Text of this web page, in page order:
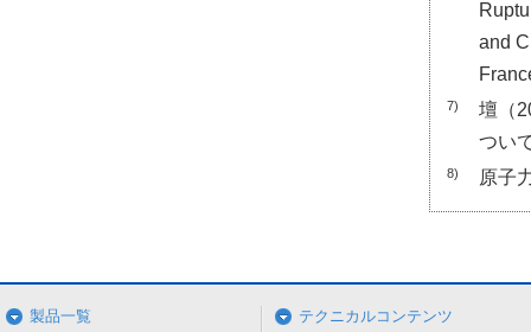
and
7)
壇（
つい
8) 原子
製品一覧 テクニカルコンテンツ